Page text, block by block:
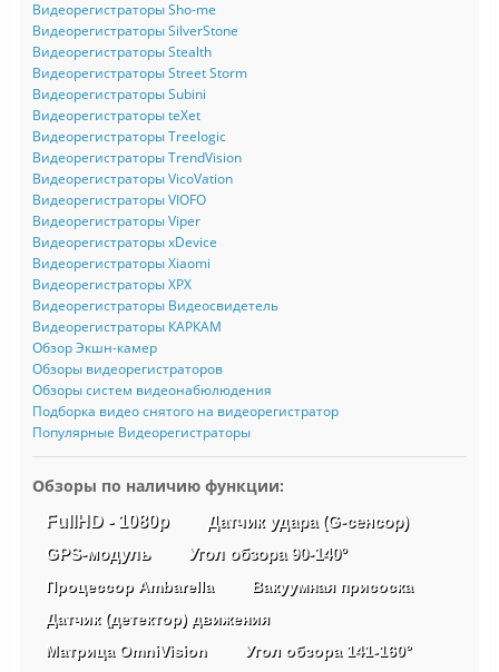
Видеорегистраторы Sho-me
Видеорегистраторы SilverStone
Видеорегистраторы Stealth
Видеорегистраторы Street Storm
Видеорегистраторы Subini
Видеорегистраторы teXet
Видеорегистраторы Treelogic
Видеорегистраторы TrendVision
Видеорегистраторы VicoVation
Видеорегистраторы VIOFO
Видеорегистраторы Viper
Видеорегистраторы xDevice
Видеорегистраторы Xiaomi
Видеорегистраторы XPX
Видеорегистраторы Видеосвидетель
Видеорегистраторы КАРКАМ
Обзор Экшн-камер
Обзоры видеорегистраторов
Обзоры систем видеонабюлюдения
Подборка видео снятого на видеорегистратор
Популярные Видеорегистраторы
Обзоры по наличию функции:
FullHD - 1080p
Датчик удара (G-сенсор)
GPS-модуль
Угол обзора 90-140°
Процессор Ambarella
Вакуумная присоска
Датчик (детектор) движения
Матрица OmniVision
Угол обзора 141-160°